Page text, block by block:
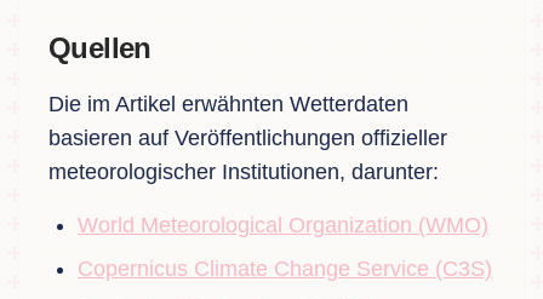
Quellen
Die im Artikel erwähnten Wetterdaten
basieren auf Veröffentlichungen offizieller
meteorologischer Institutionen, darunter:
World Meteorological Organization (WMO)
Copernicus Climate Change Service (C3S)